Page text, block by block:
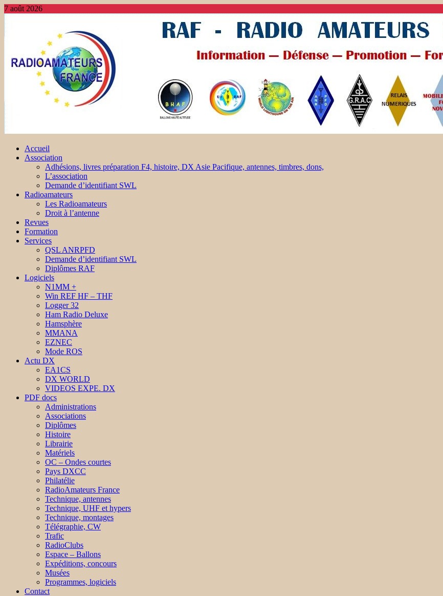
7 août 2026
Accueil
Association
Adhésions, livres préparation F4, histoire, DX Asie Pacifique, antennes, timbres, dons,
L’association
Demande d’identifiant SWL
Radioamateurs
Les Radioamateurs
Droit à l’antenne
Revues
Formation
Services
QSL ANRPFD
Demande d’identifiant SWL
Diplômes RAF
Logiciels
N1MM +
Win REF HF – THF
Logger 32
Ham Radio Deluxe
Hamsphère
MMANA
EZNEC
Mode ROS
Actu DX
EA1CS
DX WORLD
VIDEOS EXPE. DX
PDF docs
Administrations
Associations
Diplômes
Histoire
Librairie
Matériels
OC – Ondes courtes
Pays DXCC
Philatélie
RadioAmateurs France
Technique, antennes
Technique, UHF et hypers
Technique, montages
Télégraphie, CW
Trafic
RadioClubs
Espace – Ballons
Expéditions, concours
Musées
Programmes, logiciels
Contact